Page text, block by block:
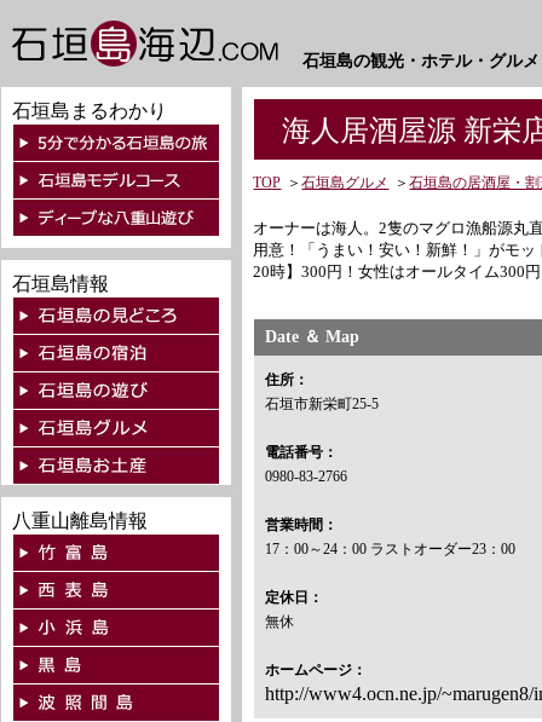
石垣島の観光・ホテル・グル
石垣島まるわかり
石垣島情報
八重山離島情報
海人居酒屋源 新栄
TOP ＞石垣島グルメ ＞石垣島の居酒屋・
オーナーは海人。2隻のマグロ漁船源丸
用意！「うまい！安い！新鮮！」がモ
20時】300円！女性はオールタイム300
Date ＆ Map
住所：
石垣市新栄町25-5
電話番号：
0980-83-2766
営業時間：
17：00～24：00 ラストオーダー23：00
定休日：
無休
ホームページ：
http://www4.ocn.ne.jp/~marugen8/